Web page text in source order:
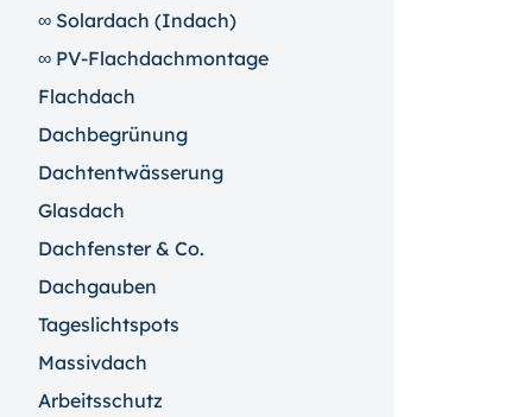
∞ Solardach (Indach)
∞ PV-Flachdachmontage
Flachdach
Dachbegrünung
Dachtentwässerung
Glasdach
Dachfenster & Co.
Dachgauben
Tageslichtspots
Massivdach
Arbeitsschutz